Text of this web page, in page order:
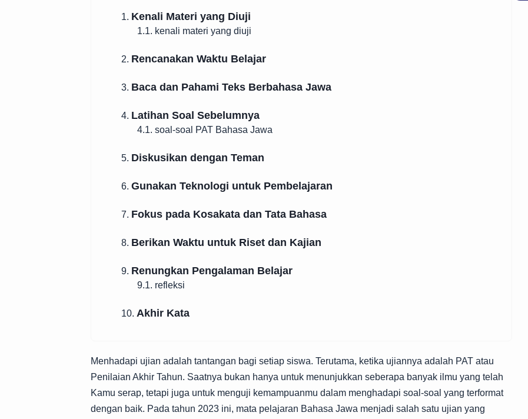
1. Kenali Materi yang Diuji
1.1. kenali materi yang diuji
2. Rencanakan Waktu Belajar
3. Baca dan Pahami Teks Berbahasa Jawa
4. Latihan Soal Sebelumnya
4.1. soal-soal PAT Bahasa Jawa
5. Diskusikan dengan Teman
6. Gunakan Teknologi untuk Pembelajaran
7. Fokus pada Kosakata dan Tata Bahasa
8. Berikan Waktu untuk Riset dan Kajian
9. Renungkan Pengalaman Belajar
9.1. refleksi
10. Akhir Kata
Menhadapi ujian adalah tantangan bagi setiap siswa. Terutama, ketika ujiannya adalah PAT atau
Penilaian Akhir Tahun. Saatnya bukan hanya untuk menunjukkan seberapa banyak ilmu yang telah
Kamu serap, tetapi juga untuk menguji kemampuanmu dalam menghadapi soal-soal yang terformat
dengan baik. Pada tahun 2023 ini, mata pelajaran Bahasa Jawa menjadi salah satu ujian yang